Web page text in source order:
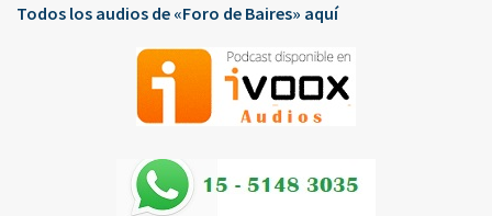
Todos los audios de «Foro de Baires» aquí